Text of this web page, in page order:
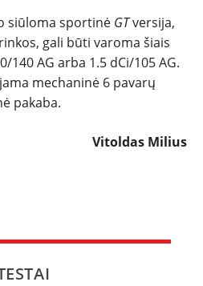
siūloma sportinė GTversija,
gali būti varoma šiais
140 AG arba 1.5 dCi/105 AG.
mechaninė 6 pavarų
pakaba.
Vitoldas Milius